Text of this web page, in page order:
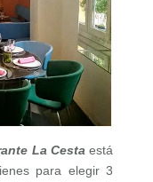
La Cestaestá
para elegir 3